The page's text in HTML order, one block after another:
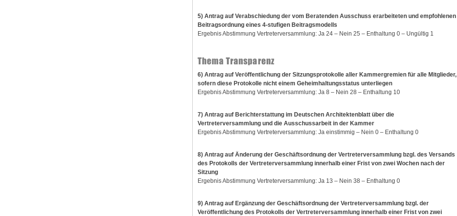
5) Antrag auf Verabschiedung der vom Beratenden Ausschuss erarbeiteten und empfohlenen
Beitragsordnung eines 4-stufigen Beitragsmodells
Ergebnis Abstimmung Vertreterversammlung: Ja 24 – Nein 25 – Enthaltung 0 – Ungültig 1
Thema Transparenz
6) Antrag auf Veröffentlichung der Sitzungsprotokolle aller Kammergremien für alle Mitglieder,
sofern diese Protokolle nicht einem Geheimhaltungsstatus unterliegen
Ergebnis Abstimmung Vertreterversammlung: Ja 8 – Nein 28 – Enthaltung 10
7) Antrag auf Berichterstattung im Deutschen Architektenblatt über die
Vertreterversammlung und die Ausschussarbeit in der Kammer
Ergebnis Abstimmung Vertreterversammlung: Ja einstimmig – Nein 0 – Enthaltung 0
8) Antrag auf Änderung der Geschäftsordnung der Vertreterversammlung bzgl. des Versands
des Protokolls der Vertreterversammlung innerhalb einer Frist von zwei Wochen nach der
Sitzung
Ergebnis Abstimmung Vertreterversammlung: Ja 13 – Nein 38 – Enthaltung 0
9) Antrag auf Ergänzung der Geschäftsordnung der Vertreterversammlung bzgl. der
Veröffentlichung des Protokolls der Vertreterversammlung innerhalb einer Frist von zwei